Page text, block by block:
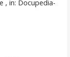
, in: Docupedia-